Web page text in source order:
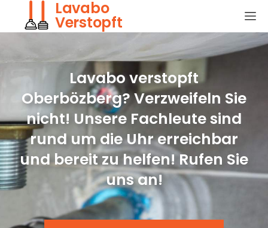
Lavabo
Verstopft
Lavabo verstopft
Oberbözberg? Verzweifeln Sie
nicht! Unsere Fachleute sind
rund um die Uhr erreichbar
und bereit zu helfen! Rufen Sie
uns an!